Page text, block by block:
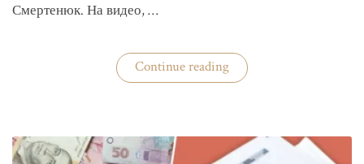
Смертенюк. На видео, …
Continue reading«Одесская
чиновница